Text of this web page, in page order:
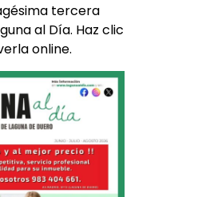
tercera
al Día. Haz clic
online.